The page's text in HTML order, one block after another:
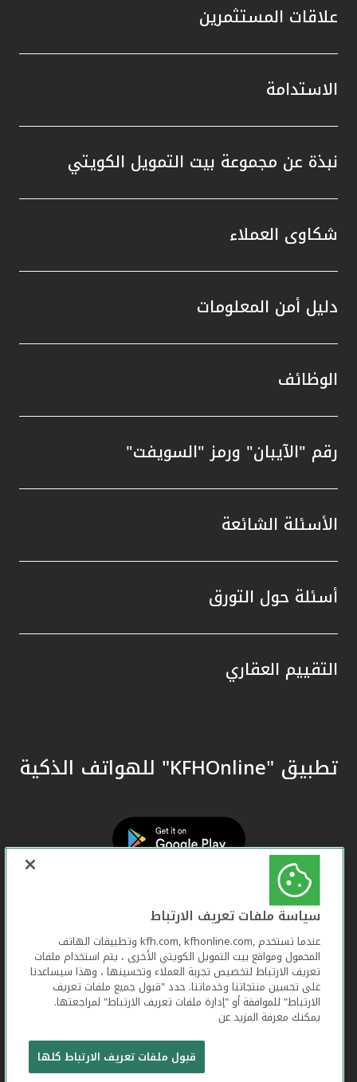
علاقات المستثمرين
الاستدامة
نبذة عن مجموعة بيت التمويل الكويتي
شكاوى العملاء
دليل أمن المعلومات
الوظائف
رقم "الآيبان" ورمز "السويفت"
الأسئلة الشائعة
أسئلة حول التورق
التقييم العقاري
تطبيق "KFHOnline" للهواتف الذكية
بيت التمويل الكويتي جميع الحقوق محفوظة © 2026
سياسة ملفات تعريف الارتباط
عندما تستخدم ,kfh.com, kfhonline.com وتطبيقات الهاتف
المحمول ومواقع بيت التمويل الكويتي الأخرى ، يتم استخدام ملفات
تعريف الارتباط لتخصيص تجربة العملاء وتحسينها ، وهذا سيساعدنا
على تحسين منتجاتنا وخدماتنا. حدد "قبول جميع ملفات تعريف
الارتباط" للموافقة أو "إدارة ملفات تعريف الارتباط" لمراجعتها.
يمكنك معرفة المزيد عن
قبول ملفات تعريف الارتباط كلها